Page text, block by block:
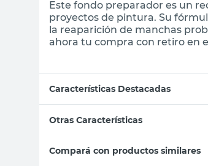
Este fondo preparador es un
proyectos de pintura. Su
la reaparición de manchas
ahora tu compra con retiro en
Características Destacadas
Otras Características
Compará con productos similares